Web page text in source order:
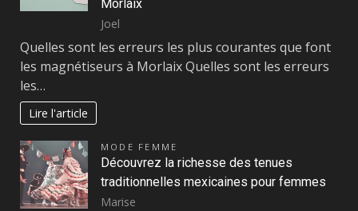
Morlaix
Joel
Quelles sont les erreurs les plus courantes que font
les magnétiseurs à Morlaix Quelles sont les erreurs
les…
Lire l'article
MODE FEMME
Découvrez la richesse des tenues
traditionnelles mexicaines pour femmes
Marise